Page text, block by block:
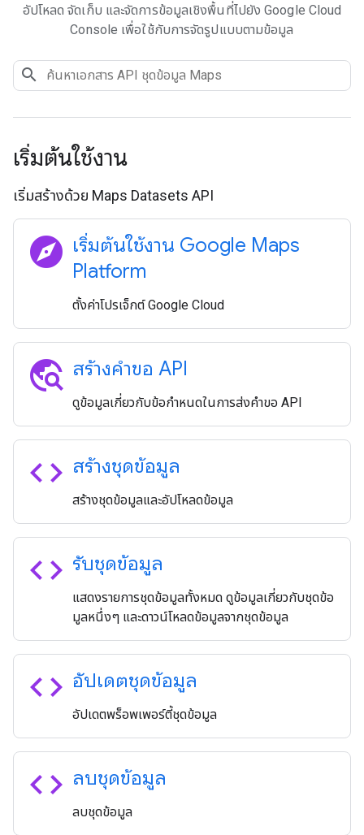
อัปโหลด จัดเก็บ และจัดการข้อมูลเชิงพื้นที่ไปยัง Google Cloud
Console เพื่อใช้กับการจัดรูปแบบตามข้อมูล
เริ่มต้นใช้งาน
เริ่มสร้างด้วย Maps Datasets API
explore เริ่มต้นใช้งาน Google Maps
Platform
ตั้งค่าโปรเจ็กต์ Google Cloud
travel_explore สร้างคําขอ API
ดูข้อมูลเกี่ยวกับข้อกำหนดในการส่งคำขอ API
code สร้างชุดข้อมูล
สร้างชุดข้อมูลและอัปโหลดข้อมูล
code รับชุดข้อมูล
แสดงรายการชุดข้อมูลทั้งหมด ดูข้อมูลเกี่ยวกับชุดข้อ
มูลหนึ่งๆ และดาวน์โหลดข้อมูลจากชุดข้อมูล
code อัปเดตชุดข้อมูล
อัปเดตพร็อพเพอร์ตี้ชุดข้อมูล
code ลบชุดข้อมูล
ลบชุดข้อมูล